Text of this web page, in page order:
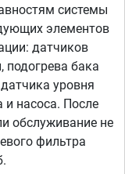
системы
элементов
датчиков
подогрева бака
уровня
насоса. После
обслуживание не
фильтра